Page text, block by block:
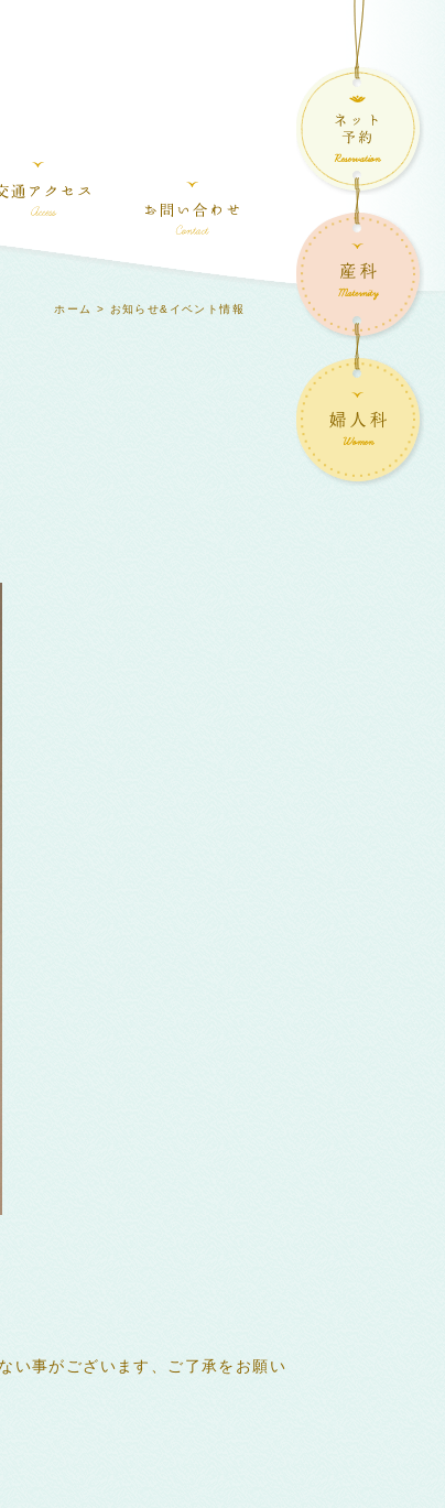
ホーム > お知らせ&イベント情報
い事がございます、ご了承をお願い